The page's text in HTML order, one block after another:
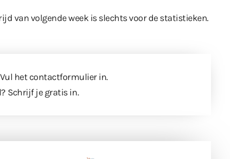
van volgende week is slechts voor de statistieken.
het contactformulierin.
Schrijf je gratis in.